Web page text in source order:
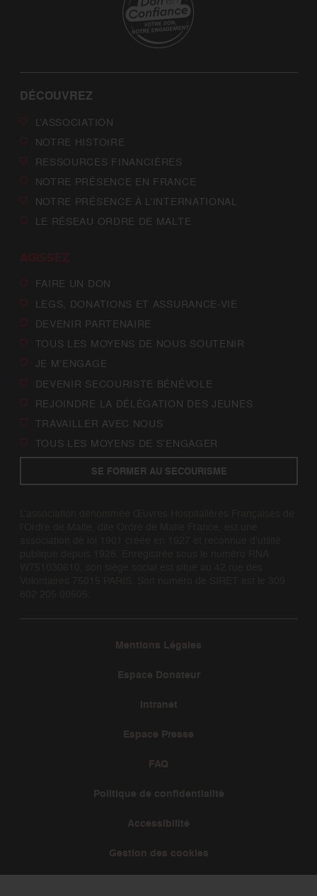
DÉCOUVREZ
L’ASSOCIATION
NOTRE HISTOIRE
RESSOURCES FINANCIÈRES
NOTRE PRÉSENCE EN FRANCE
NOTRE PRÉSENCE À L’INTERNATIONAL
LE RÉSEAU ORDRE DE MALTE
AGISSEZ
FAIRE UN DON
LEGS, DONATIONS ET ASSURANCE-VIE
DEVENIR PARTENAIRE
TOUS LES MOYENS DE NOUS SOUTENIR
JE M’ENGAGE
DEVENIR SECOURISTE BÉNÉVOLE
REJOINDRE LA DÉLÉGATION DES JEUNES
TRAVAILLER AVEC NOUS
TOUS LES MOYENS DE S’ENGAGER
SE FORMER AU SECOURISME
Mentions Légales
Espace Donateur
Intranet
Espace Presse
FAQ
Politique de confidentialité
Accessibilité
Gestion des cookies